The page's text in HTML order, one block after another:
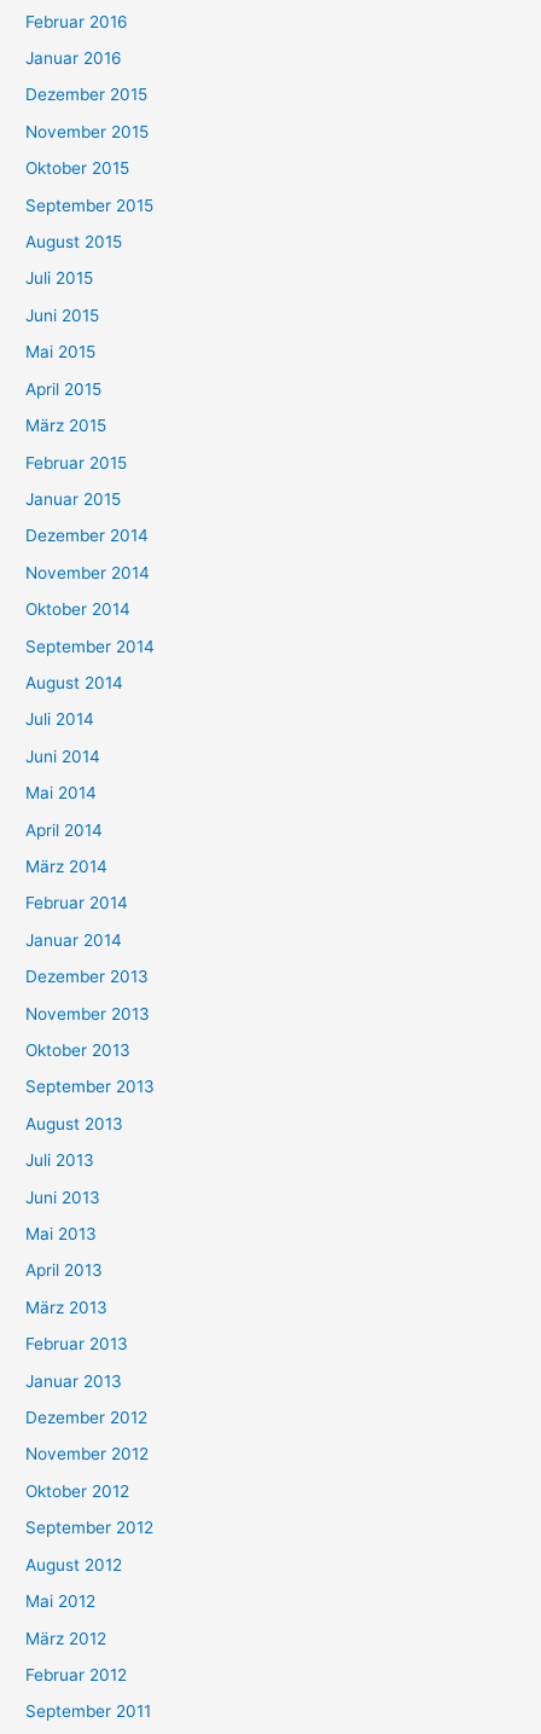
Februar 2016
Januar 2016
Dezember 2015
November 2015
Oktober 2015
September 2015
August 2015
Juli 2015
Juni 2015
Mai 2015
April 2015
März 2015
Februar 2015
Januar 2015
Dezember 2014
November 2014
Oktober 2014
September 2014
August 2014
Juli 2014
Juni 2014
Mai 2014
April 2014
März 2014
Februar 2014
Januar 2014
Dezember 2013
November 2013
Oktober 2013
September 2013
August 2013
Juli 2013
Juni 2013
Mai 2013
April 2013
März 2013
Februar 2013
Januar 2013
Dezember 2012
November 2012
Oktober 2012
September 2012
August 2012
Mai 2012
März 2012
Februar 2012
September 2011